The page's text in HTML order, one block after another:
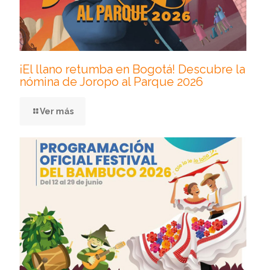
¡El llano retumba en Bogotá! Descubre la
nómina de Joropo al Parque 2026
Ver más